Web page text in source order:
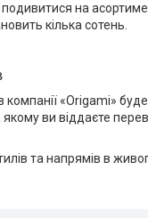
на
кілька сотень.
компанії «Origami»
ви віддаєте
та напрямів в